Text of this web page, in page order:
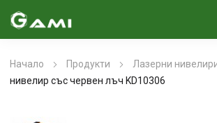
Начало Продукти Лазерни
нивелир със червен лъч KD10306